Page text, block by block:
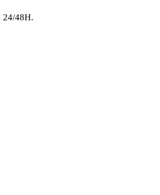
24/48H.